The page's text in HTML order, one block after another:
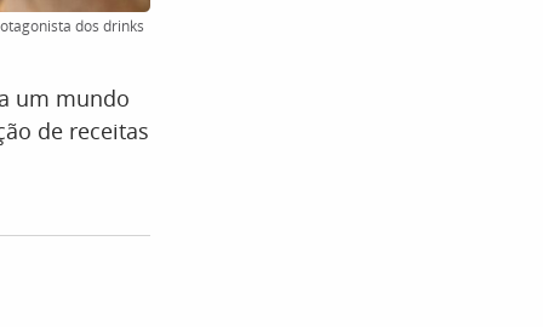
dos drinks
um mundo
de receitas